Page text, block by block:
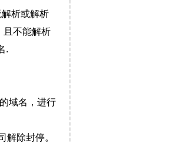
析或解析
且不能解析
.
域名，进行
解除封停。